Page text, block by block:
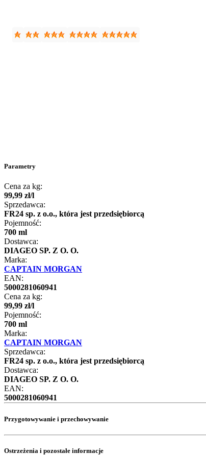
Parametry
Cena za kg:
99,99 zł/l
Sprzedawca:
FR24 sp. z o.o., która jest przedsiębiorcą
Pojemność:
700 ml
Dostawca:
DIAGEO SP. Z O. O.
Marka:
CAPTAIN MORGAN
EAN:
5000281060941
Cena za kg:
99,99 zł/l
Pojemność:
700 ml
Marka:
CAPTAIN MORGAN
Sprzedawca:
FR24 sp. z o.o., która jest przedsiębiorcą
Dostawca:
DIAGEO SP. Z O. O.
EAN:
5000281060941
Przygotowywanie i przechowywanie
Ostrzeżenia i pozostałe informacje